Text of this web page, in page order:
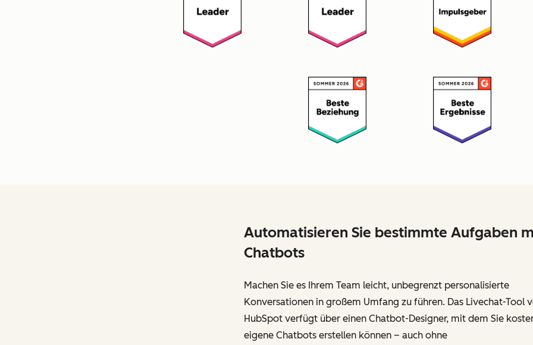
Automatisieren Sie bestimmte Aufgaben
Chatbots
Machen Sie es Ihrem Team leicht, unbegrenzt personalisierte
Konversationen in großem Umfang zu führen. Das Livechat-Tool
HubSpot verfügt über einen Chatbot-Designer, mit dem Sie
eigene Chatbots erstellen können – auch ohne